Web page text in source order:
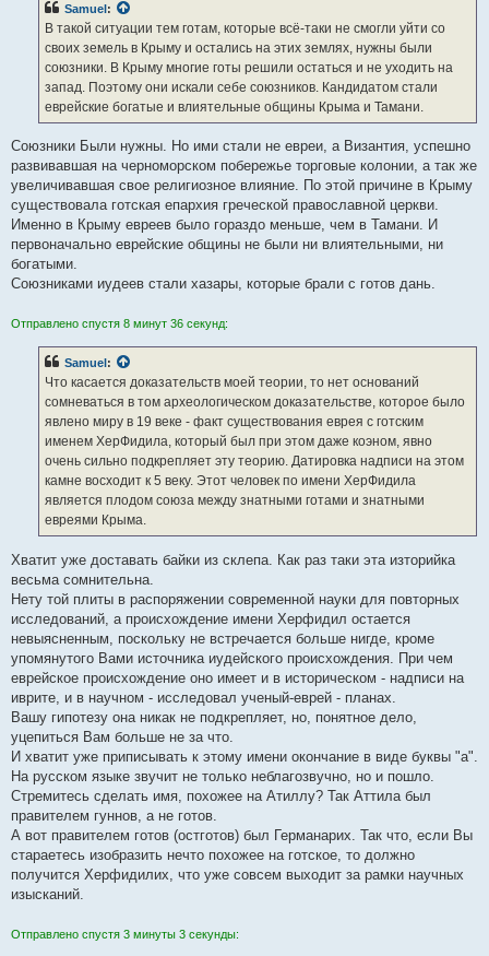
Samuel:
В такой ситуации тем готам, которые всё-таки не смогли уйти со
своих земель в Крыму и остались на этих землях, нужны были
союзники. В Крыму многие готы решили остаться и не уходить на
запад. Поэтому они искали себе союзников. Кандидатом стали
еврейские богатые и влиятельные общины Крыма и Тамани.
Союзники Были нужны. Но ими стали не евреи, а Византия, успешно
развивавшая на черноморском побережье торговые колонии, а так же
увеличивавшая свое религиозное влияние. По этой причине в Крыму
существовала готская епархия греческой православной церкви.
Именно в Крыму евреев было гораздо меньше, чем в Тамани. И
первоначально еврейские общины не были ни влиятельными, ни
богатыми.
Союзниками иудеев стали хазары, которые брали с готов дань.
Отправлено спустя 8 минут 36 секунд:
Samuel :
Что касается доказательств моей теории, то нет оснований
сомневаться в том археологическом доказательстве, которое было
явлено миру в 19 веке - факт существования еврея с готским
именем ХерФидила, который был при этом даже коэном, явно
очень сильно подкрепляет эту теорию. Датировка надписи на этом
камне восходит к 5 веку. Этот человек по имени ХерФидила
является плодом союза между знатными готами и знатными
евреями Крыма.
Хватит уже доставать байки из склепа. Как раз таки эта изторийка
весьма сомнительна.
Нету той плиты в распоряжении современной науки для повторных
исследований, а происхождение имени Херфидил остается
невыясненным, поскольку не встречается больше нигде, кроме
упомянутого Вами источника иудейского происхождения. При чем
еврейское происхождение оно имеет и в историческом - надписи на
иврите, и в научном - исследовал ученый-еврей - планах.
Вашу гипотезу она никак не подкрепляет, но, понятное дело,
уцепиться Вам больше не за что.
И хватит уже приписывать к этому имени окончание в виде буквы "а".
На русском языке звучит не только неблагозвучно, но и пошло.
Стремитесь сделать имя, похожее на Атиллу? Так Аттила был
правителем гуннов, а не готов.
А вот правителем готов (остготов) был Германарих. Так что, если Вы
стараетесь изобразить нечто похожее на готское, то должно
получится Херфидилих, что уже совсем выходит за рамки научных
изысканий.
Отправлено спустя 3 минуты 3 секунды: